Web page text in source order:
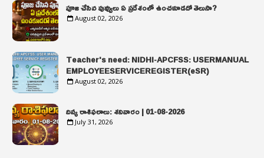
పూజ చేసిన పువ్వులు ఏ ప్రదేశంలో ఉంచకూడదో తెలుసా?
August 02, 2026
Teacher's need: NIDHI-APCFSS: USERMANUAL
EMPLOYEESERVICEREGISTER(eSR)
August 02, 2026
దివ్య రాశిఫలాలు: శనివారం | 01-08-2026
July 31, 2026